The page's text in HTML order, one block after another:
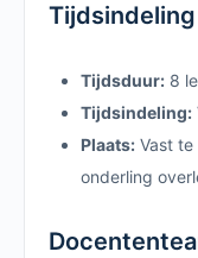
Tijdsduur: 8
Tijdsindeling:
Plaats: Vast
onderling